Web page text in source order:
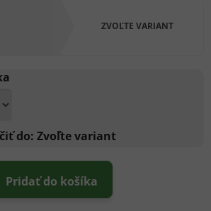
ZVOĽTE VARIANT
do: Zvoľte variant
Pridať do košíka